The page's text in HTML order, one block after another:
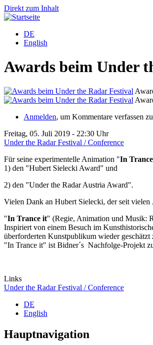
Direkt zum Inhalt
DE
English
Awards beim Under
Anmelden, um Kommentare verfassen
Freitag, 05. Juli 2019 - 22:30 Uhr
Under the Radar Festival / Conference
Für seine experimentelle Animation "In
1) den "Hubert Sielecki Award" und
2) den "Under the Radar Austria Award".
Vielen Dank an Hubert Sielecki, der seit vielen
"In Trance it" (Regie, Animation und Musik:
Inspiriert von einem Besuch im
überforderten Kunstpublikum wieder geschätzt
"In Trance it" ist Bidner´s Nachfolge-Projekt
Links
Under the Radar Festival / Conference
DE
English
Hauptnavigation